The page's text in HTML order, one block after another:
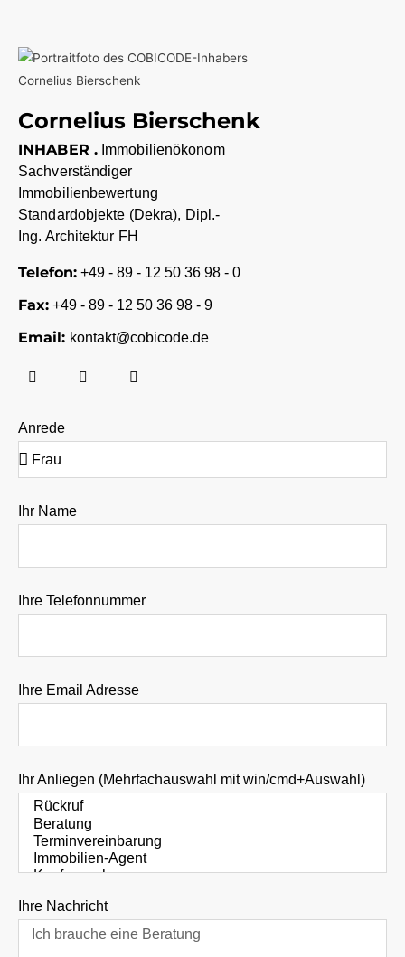
Cornelius Bierschenk
INHABER .Immobilienökonom
Sachverständiger
Immobilienbewertung
Standardobjekte (Dekra), Dipl.-
Ing. Architektur FH
Telefon: +49 - 89 - 12 50 36 98 - 0
Fax: +49 - 89 - 12 50 36 98 - 9
Email: kontakt@cobicode.de
Anrede
Ihr Name
Ihre Telefonnummer
Ihre Email Adresse
Ihr Anliegen (Mehrfachauswahl mit win/cmd+Auswahl)
Ihre Nachricht